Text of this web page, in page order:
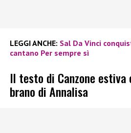
LEGGI ANCHE: Sal Da Vinci
cantano Per sempre sì
Il testo di Canzone
brano di Annalisa